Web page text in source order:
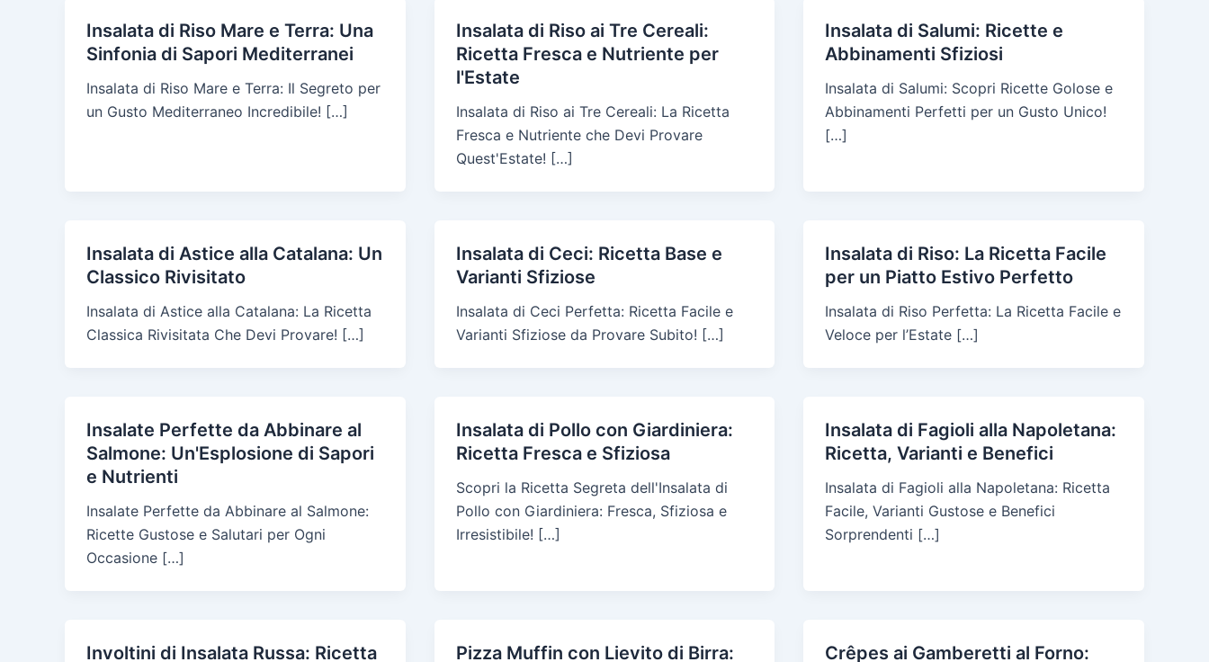
Insalata di Riso Mare e Terra: Una
Sinfonia di Sapori Mediterranei
Insalata di Riso Mare e Terra: Il Segreto per
un Gusto Mediterraneo Incredibile! […]
Insalata di Riso ai Tre Cereali:
Ricetta Fresca e Nutriente per
l'Estate
Insalata di Riso ai Tre Cereali: La Ricetta
Fresca e Nutriente che Devi Provare
Quest'Estate! […]
Insalata di Salumi: Ricette e
Abbinamenti Sfiziosi
Insalata di Salumi: Scopri Ricette Golose e
Abbinamenti Perfetti per un Gusto Unico!
[…]
Insalata di Astice alla Catalana: Un
Classico Rivisitato
Insalata di Astice alla Catalana: La Ricetta
Classica Rivisitata Che Devi Provare! […]
Insalata di Ceci: Ricetta Base e
Varianti Sfiziose
Insalata di Ceci Perfetta: Ricetta Facile e
Varianti Sfiziose da Provare Subito! […]
Insalata di Riso: La Ricetta Facile
per un Piatto Estivo Perfetto
Insalata di Riso Perfetta: La Ricetta Facile e
Veloce per l’Estate […]
Insalate Perfette da Abbinare al
Salmone: Un'Esplosione di Sapori
e Nutrienti
Insalate Perfette da Abbinare al Salmone:
Ricette Gustose e Salutari per Ogni
Occasione […]
Insalata di Pollo con Giardiniera:
Ricetta Fresca e Sfiziosa
Scopri la Ricetta Segreta dell'Insalata di
Pollo con Giardiniera: Fresca, Sfiziosa e
Irresistibile! […]
Insalata di Fagioli alla Napoletana:
Ricetta, Varianti e Benefici
Insalata di Fagioli alla Napoletana: Ricetta
Facile, Varianti Gustose e Benefici
Sorprendenti […]
Involtini di Insalata Russa: Ricetta
Pizza Muffin con Lievito di Birra:
Crêpes ai Gamberetti al Forno: